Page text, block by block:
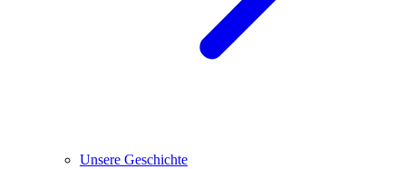
Unsere Geschichte